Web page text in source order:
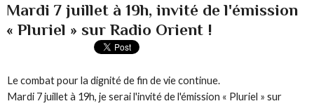
Mardi 7 juillet à 19h, invité de l'émission
« Pluriel » sur Radio Orient !
Le combat pour la dignité de fin de vie continue.
Mardi 7 juillet à 19h, je serai l'invité de l'émission « Pluriel » sur